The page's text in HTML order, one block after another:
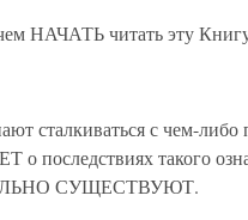
НАЧАТЬ читать эту Книгу
сталкиваться с чем-
такого
СУЩЕСТВУЮТ.